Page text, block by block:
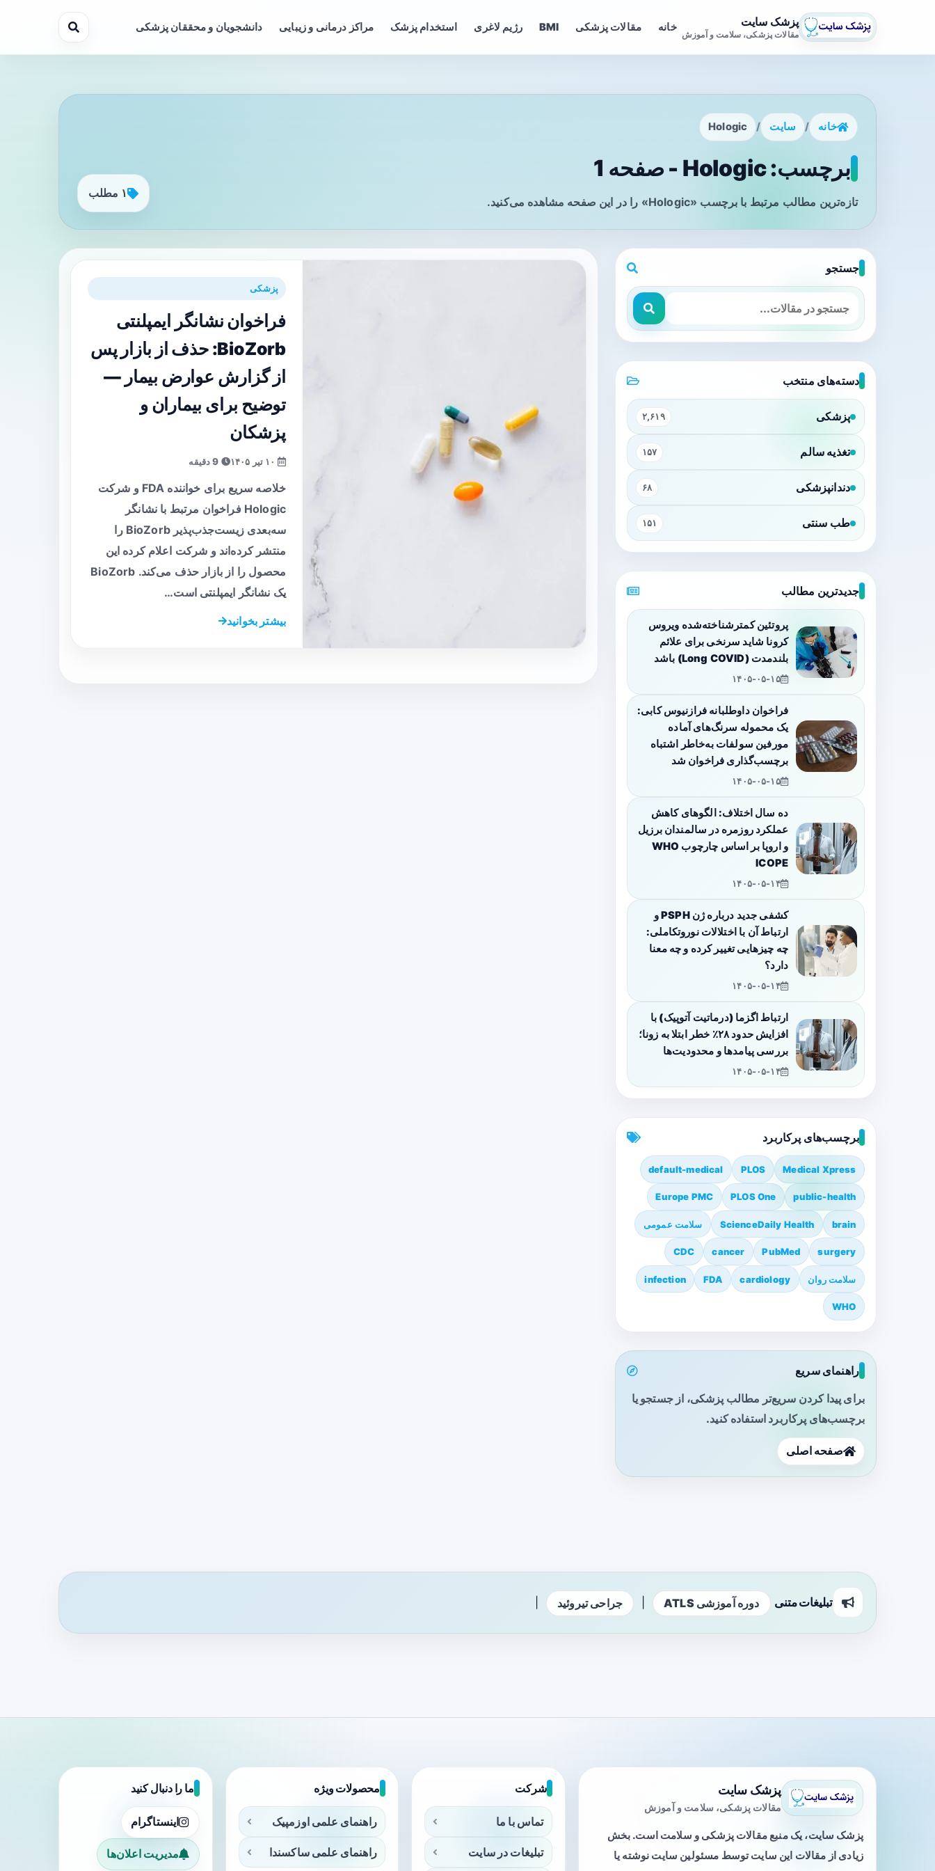
پزشک سایت
مقالات پزشکی، سلامت و آموزش
خانه مقالات پزشکی BMI رژیم لاغری استخدام پزشک مراکز درمانی و زیبایی دانشجویان و محققان پزشکی
خانه / سایت /
Hologic
برچسب: Hologic - صفحه 1
تازه‌ترین مطالب مرتبط با برچسب «Hologic» را در این صفحه مشاهده می‌کنید.
۱ مطلب
پزشکی
فراخوان نشانگر ایمپلنتی
BioZorb: حذف از بازار پس
از گزارش عوارض بیمار —
توضیح برای بیماران و
پزشکان
خلاصه سریع برای خواننده FDA و شرکت
Hologic فراخوان مرتبط با نشانگر
سه‌بعدی زیست‌جذب‌پذیر BioZorb را
منتشر کرده‌اند و شرکت اعلام کرده این
محصول را از بازار حذف می‌کند. BioZorb
یک نشانگر ایمپلنتی است…
بیشتر بخوانید
جستجو
دسته‌های منتخب
پزشکی ۲,۶۱۹
تغذیه سالم ۱۵۷
دندانپزشکی ۶۸
طب سنتی ۱۵۱
جدیدترین مطالب
پروتئین کمترشناخته‌شده ویروس
کرونا شاید سرنخی برای علائم
بلندمدت (Long COVID) باشد
۱۴۰۵-۰۵-۱۵
فراخوان داوطلبانه فرازنیوس کابی:
یک محموله سرنگ‌های آماده
مورفین سولفات به‌خاطر اشتباه
برچسب‌گذاری فراخوان شد
۱۴۰۵-۰۵-۱۵
ده سال اختلاف: الگوهای کاهش
عملکرد روزمره در سالمندان برزیل
و اروپا بر اساس چارچوب WHO
ICOPE
۱۴۰۵-۰۵-۱۴
کشفی جدید درباره ژن PSPH و
ارتباط آن با اختلالات نوروتکاملی:
چه چیزهایی تغییر کرده و چه معنا
دارد؟
۱۴۰۵-۰۵-۱۴
ارتباط اگزما (درماتیت آتوپیک) با
افزایش حدود ۲۸٪ خطر ابتلا به زونا؛
بررسی پیامدها و محدودیت‌ها
۱۴۰۵-۰۵-۱۴
برچسب‌های پرکاربرد
Medical Xpress
PLOS
default-medical
public-health
PLOS One
Europe PMC
brain
ScienceDaily Health سلامت عمومی
surgery
PubMed
cancer
CDC
سلامت روان cardiology
FDA
infection
WHO
راهنمای سریع
برای پیدا کردن سریع‌تر مطالب پزشکی، از جستجو یا
برچسب‌های پرکاربرد استفاده کنید.
صفحه اصلی
تبلیغات متنی دوره آموزشی ATLS جراحی تیروئید
پزشک سایت
مقالات پزشکی، سلامت و آموزش
پزشک سایت، یک منبع مقالات پزشکی و سلامت است. بخش
زیادی از مقالات این سایت توسط مسئولین سایت نوشته یا
شرکت
تماس با ما
تبلیغات در سایت
محصولات ویژه
راهنمای علمی اوزمپیک
راهنمای علمی ساکسندا
ما را دنبال کنید
اینستاگرام
مدیریت اعلان‌ها